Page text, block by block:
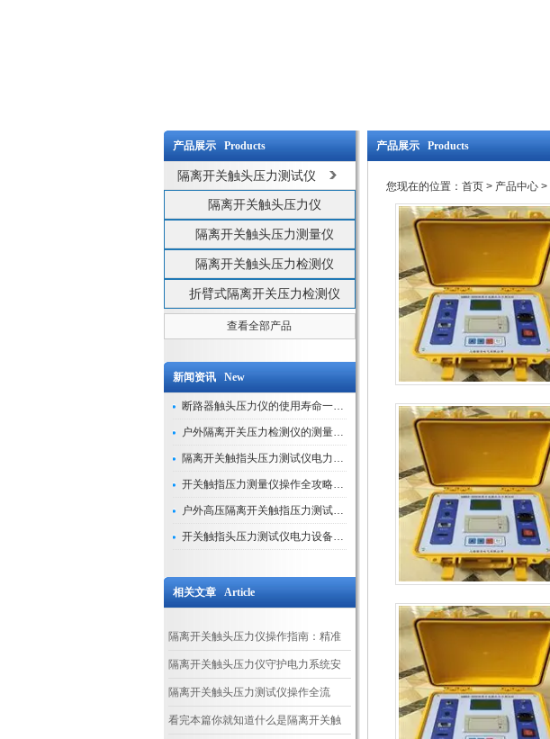
产品展示 Products
隔离开关触头压力测试仪
隔离开关触头压力仪
隔离开关触头压力测量仪
隔离开关触头压力检测仪
折臂式隔离开关压力检测仪
查看全部产品
新闻资讯 New
断路器触头压力仪的使用寿命一般是多久？
户外隔离开关压力检测仪的测量数据如何与GIS系统对接实现智能化运维？
隔离开关触指头压力测试仪电力系统安全运行的“定海神针”
开关触指压力测量仪操作全攻略：从准备到精准测量的实战指南
户外高压隔离开关触指压力测试仪的作用与价值
开关触指头压力测试仪电力设备安全的“隐形守护者”
相关文章 Article
隔离开关触头压力仪操作指南：精准
测量与安全运维
隔离开关触头压力仪守护电力系统安
全的压力管家
隔离开关触头压力测试仪操作全流
程，从设备准备到数据记录的标准化
看完本篇你就知道什么是隔离开关触
产品展示 Products
您现在的位置： 首页 > 产品中心 >